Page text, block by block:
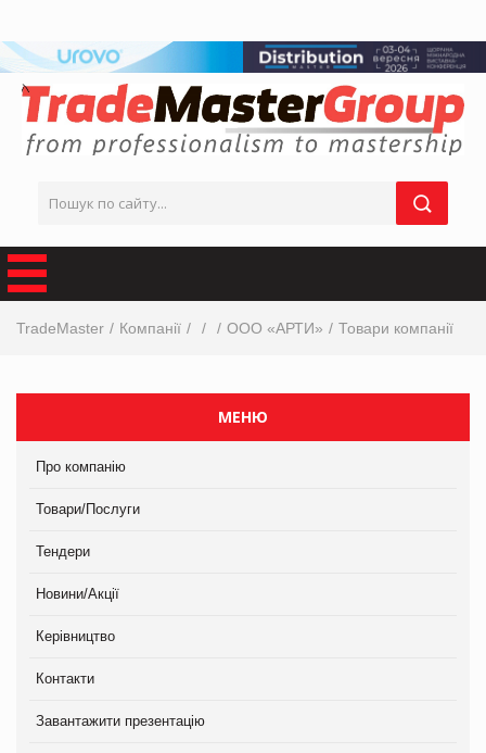
TradeMaster Компанії ООО «АРТИ» Товари компанії
МЕНЮ
Про компанію
Товари/Послуги
Тендери
Новини/Акції
Керівництво
Контакти
Завантажити презентацію